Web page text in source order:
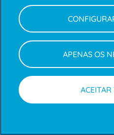
APENAS OS